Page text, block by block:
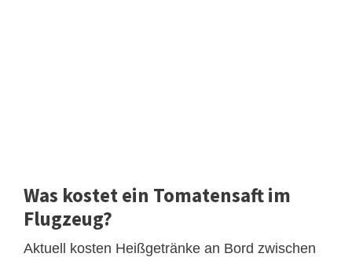
Was kostet ein Tomatensaft im
Flugzeug?
Aktuell kosten Heißgetränke an Bord zwischen